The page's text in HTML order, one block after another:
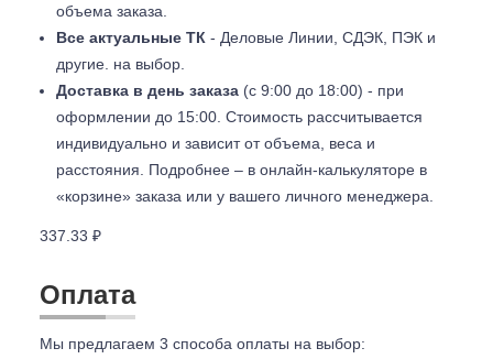
объема заказа.
Все актуальные ТК - Деловые Линии, СДЭК, ПЭК и
другие. на выбор.
Доставка в день заказа (с 9:00 до 18:00) - при
оформлении до 15:00. Стоимость рассчитывается
индивидуально и зависит от объема, веса и
расстояния. Подробнее – в онлайн-калькуляторе в
«корзине» заказа или у вашего личного менеджера.
337.33 ₽
Оплата
Мы предлагаем 3 способа оплаты на выбор: